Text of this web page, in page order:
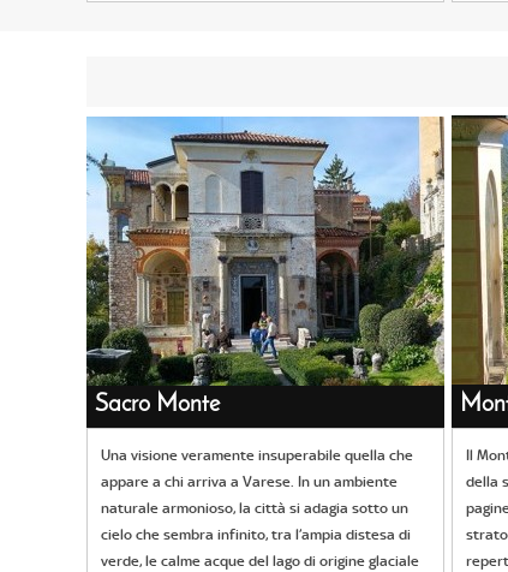
Sacro Monte
Una visione veramente insuperabile quella che
appare a chi arriva a Varese. In un ambiente
naturale armonioso, la città si adagia sotto un
cielo che sembra infinito, tra l’ampia distesa di
verde, le calme acque del lago di origine glaciale
Il
della